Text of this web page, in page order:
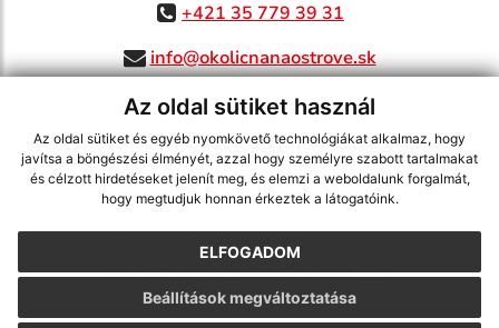
Az oldal sütiket használ
Az oldal sütiket és egyéb nyomkövető technológiákat alkalmaz, hogy
javítsa a böngészési élményét, azzal hogy személyre szabott tartalmakat
és célzott hirdetéseket jelenít meg, és elemzi a weboldalunk forgalmát,
hogy megtudjuk honnan érkeztek a látogatóink.
ELFOGADOM
Beállítások megváltoztatása
+421 35 779 39 31
info@okolicnanaostrove.sk
jusson a legfrissebb információkhoz az RSS csatornánkon keresztűl,
ECHELON 2 tartalomkezelő rendszer,Honlap térkép,Internetes portál
webex.digital, s.r.o.,doménnevek ,doménnév regisztráció
A legutolsó frissítés időpontja:06.08.2026
Nyomtatás|Hozzáférési nyilatkozat